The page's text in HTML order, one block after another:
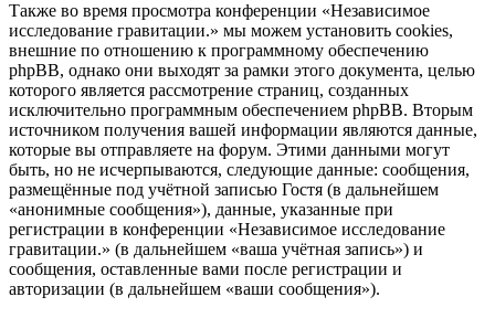
Также во время просмотра конференции «Независимое
исследование гравитации.» мы можем установить cookies,
внешние по отношению к программному обеспечению
phpBB, однако они выходят за рамки этого документа, целью
которого является рассмотрение страниц, созданных
исключительно программным обеспечением phpBB. Вторым
источником получения вашей информации являются данные,
которые вы отправляете на форум. Этими данными могут
быть, но не исчерпываются, следующие данные: сообщения,
размещённые под учётной записью Гостя (в дальнейшем
«анонимные сообщения»), данные, указанные при
регистрации в конференции «Независимое исследование
гравитации.» (в дальнейшем «ваша учётная запись») и
сообщения, оставленные вами после регистрации и
авторизации (в дальнейшем «ваши сообщения»).